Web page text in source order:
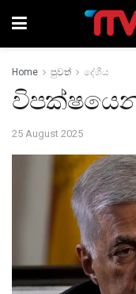
Home පුවත් දේශීය
25 August 2025